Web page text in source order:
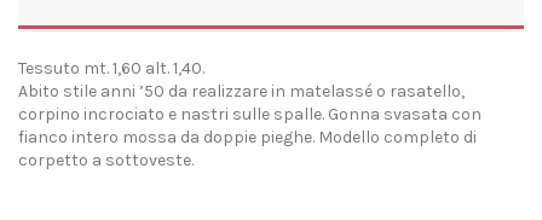
Tessuto mt. 1,60 alt. 1,40.
Abito stile anni ’50 da realizzare in matelassé o rasatello,
corpino incrociato e nastri sulle spalle. Gonna svasata con
fianco intero mossa da doppie pieghe. Modello completo di
corpetto a sottoveste.